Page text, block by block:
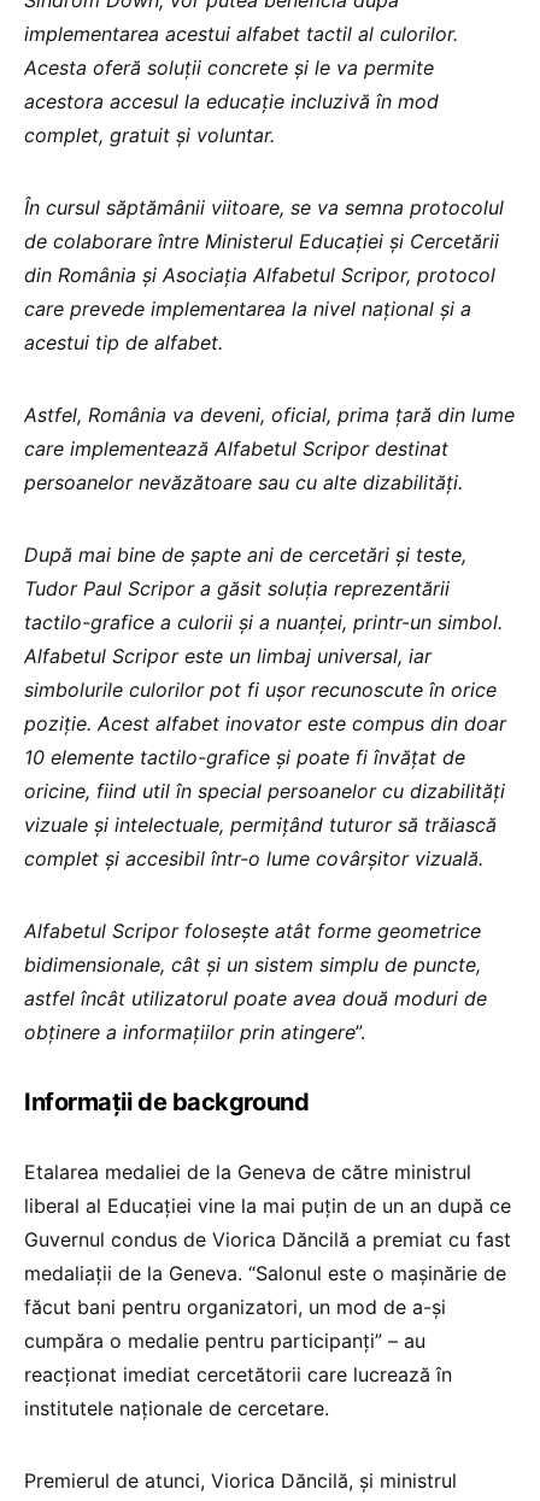
implementarea acestui alfabet tactil al culorilor.
Acesta oferă soluții concrete și le va permite
acestora accesul la educație incluzivă în mod
complet, gratuit și voluntar.
În cursul săptămânii viitoare, se va semna protocolul
de colaborare între Ministerul Educației și Cercetării
din România și Asociația Alfabetul Scripor, protocol
care prevede implementarea la nivel național și a
acestui tip de alfabet.
Astfel, România va deveni, oficial, prima țară din lume
care implementează Alfabetul Scripor destinat
persoanelor nevăzătoare sau cu alte dizabilități.
După mai bine de șapte ani de cercetări și teste,
Tudor Paul Scripor a găsit soluția reprezentării
tactilo-grafice a culorii și a nuanței, printr-un simbol.
Alfabetul Scripor este un limbaj universal, iar
simbolurile culorilor pot fi ușor recunoscute în orice
poziție. Acest alfabet inovator este compus din doar
10 elemente tactilo-grafice și poate fi învățat de
oricine, fiind util în special persoanelor cu dizabilități
vizuale și intelectuale, permițând tuturor să trăiască
complet și accesibil într-o lume covârșitor vizuală.
Alfabetul Scripor folosește atât forme geometrice
bidimensionale, cât și un sistem simplu de puncte,
astfel încât utilizatorul poate avea două moduri de
obținere a informațiilor prin atingere”.
Informații de background
Etalarea medaliei de la Geneva de către ministrul
liberal al Educației vine la mai puțin de un an după ce
Guvernul condus de Viorica Dăncilă a premiat cu fast
medaliații de la Geneva. “Salonul este o mașinărie de
făcut bani pentru organizatori, un mod de a-și
cumpăra o medalie pentru participanți” – au
reacționat imediat cercetătorii care lucrează în
institutele naționale de cercetare.
Premierul de atunci, Viorica Dăncilă, și ministrul